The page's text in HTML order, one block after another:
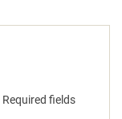
Required fields